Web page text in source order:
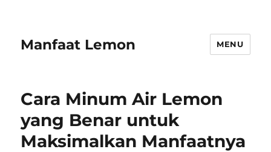
Manfaat Lemon MENU
Cara Minum Air Lemon
yang Benar untuk
Maksimalkan Manfaatnya